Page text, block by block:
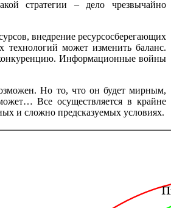
стратегии – дело чрезвычайно
внедрение ресурсосберегающих
технологий может изменить баланс.
Информационные войны
Но то, что он будет мирным,
Все осуществляется в крайне
и сложно предсказуемых условиях.